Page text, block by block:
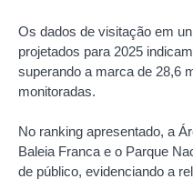
Os dados de visitação em
projetados para 2025
superando a marca de 28,6
monitoradas.
No ranking apresentado, a
Baleia Franca e o Parque
de público, evidenciando a